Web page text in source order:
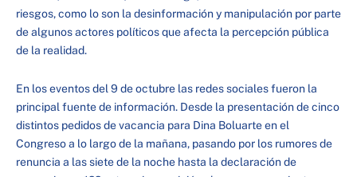
riesgos, como lo son la desinformación y manipulación por parte
de algunos actores políticos que afecta la percepción pública
de la realidad.
En los eventos del 9 de octubre las redes sociales fueron la
principal fuente de información. Desde la presentación de cinco
distintos pedidos de vacancia para Dina Boluarte en el
Congreso a lo largo de la mañana, pasando por los rumores de
renuncia a las siete de la noche hasta la declaración de